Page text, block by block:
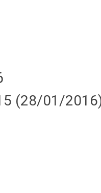
(28/01/